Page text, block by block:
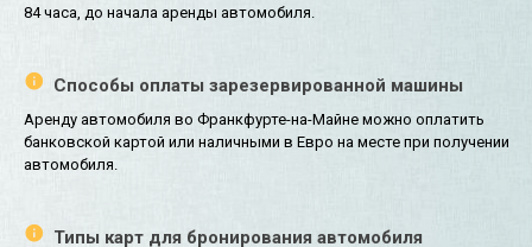
84 часа, до начала аренды автомобиля.
Способы оплаты зарезервированной машины
Аренду автомобиля во Франкфурте-на-Майне можно оплатить
банковской картой или наличными в Евро на месте при получении
автомобиля.
Типы карт для бронирования автомобиля